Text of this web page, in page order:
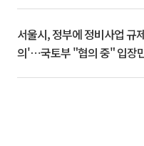
서울시, 정부에 정비사업 규
의'⋯국토부 "협의 중" 입장